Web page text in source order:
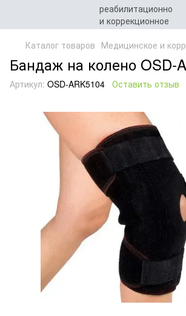
Каталог товаров Медицинское и
Бандаж на колено OSD-
Артикул: OSD-ARK5104 Оставить отзыв